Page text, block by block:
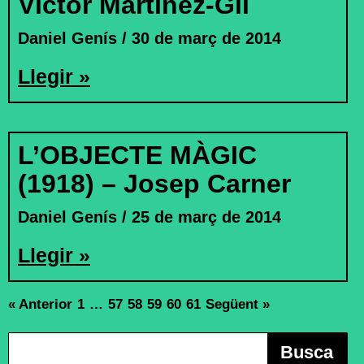
Daniel Genís 30 de març de 2014
Llegir »
L’OBJECTE MÀGIC
(1918) – Josep Carner
Daniel Genís 25 de març de 2014
Llegir »
« Anterior 1 … 57 58 59 60 61 Següent »
Busca